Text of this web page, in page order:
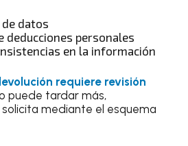
datos
deducciones personales
en la información
requiere revisión
puede tardar más,
mediante el esquema